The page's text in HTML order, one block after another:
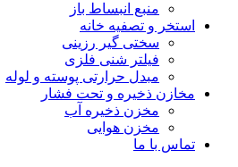
منبع انبساط باز
استخر و تصفیه خانه
سختی گیر رزینی
فیلتر شنی فلزی
مبدل حرارتی پوسته و لوله
مخازن ذخیره و تحت فشار
مخزن ذخیره آب
مخزن هوایی
تماس با ما